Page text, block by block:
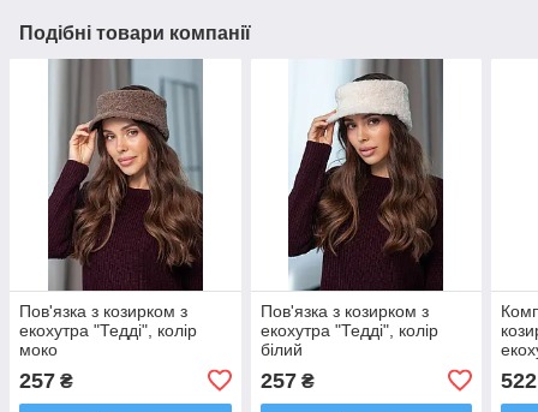
Подібні товари компанії
Пов'язка з козирком з
екохутра "Тедді", колір
моко
257 ₴
Пов'язка з козирком з
екохутра "Тедді", колір
білий
257₴ 522